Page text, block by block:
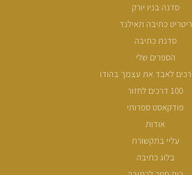
סדנה בניו יורק
ריטריט כתיבה תאילנד
סדנת כתיבה
הספרים שלי
100 דרכים לחזור
פודקאסט ספרותי
אודות
עליי בתקשורת
בלוג כתיבה